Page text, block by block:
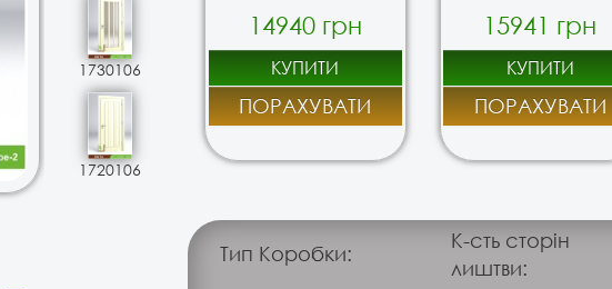
1730106
1720106
14940 грн
КУПИТИ
ПОРАХУВАТИ
15941 грн
КУПИТИ
ПОРАХУВАТИ
Тип Коробки:
К-сть сторін
лиштви: